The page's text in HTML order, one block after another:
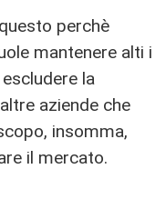
perchè
mantenere alti i
la
aziende che
insomma,
il mercato.